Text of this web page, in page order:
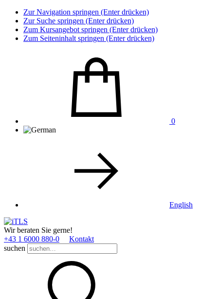
Zur Navigation springen (Enter drücken)
Zur Suche springen (Enter drücken)
Zum Kursangebot springen (Enter drücken)
Zum Seiteninhalt springen (Enter drücken)
0
English
Wir beraten Sie gerne!
+43 1 6000 880­-0
Kontakt
suchen